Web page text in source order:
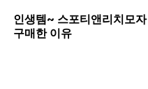
인생템~ 스포티앤리치모자
구매한 이유